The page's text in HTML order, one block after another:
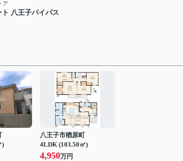
ア
八王子バイパス
)
八王子市楢原町
4LDK (103.50㎡)
4,950万円